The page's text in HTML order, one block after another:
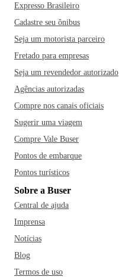
Expresso Brasileiro
Cadastre seu ônibus
Seja um motorista parceiro
Fretado para empresas
Seja um revendedor autorizado
Agências autorizadas
Compre nos canais oficiais
Sugerir uma viagem
Compre Vale Buser
Pontos de embarque
Pontos turísticos
Sobre a Buser
Central de ajuda
Imprensa
Notícias
Blog
Termos de uso